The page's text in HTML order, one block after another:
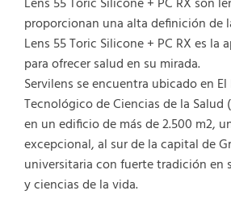
Lens 55 Toric Silicone + PC RX son
proporcionan una alta definición de
Lens 55 Toric Silicone + PC RX es la
para ofrecer salud en su mirada.
Servilens se encuentra ubicado en El
Tecnológico de Ciencias de la Salud
en un edificio de más de 2.500 m2,
excepcional, al sur de la capital de
universitaria con fuerte tradición en
y ciencias de la vida.